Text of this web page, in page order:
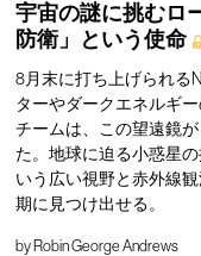
宇宙の謎に挑むロ
防衛」という使命
8月末に打ち上げられる
ターやダークエネルギ
チームは、この望遠鏡
た。地球に迫る小惑星
いう広い視野と赤外線
期に見つけ出せる。
byRobin George Andrews